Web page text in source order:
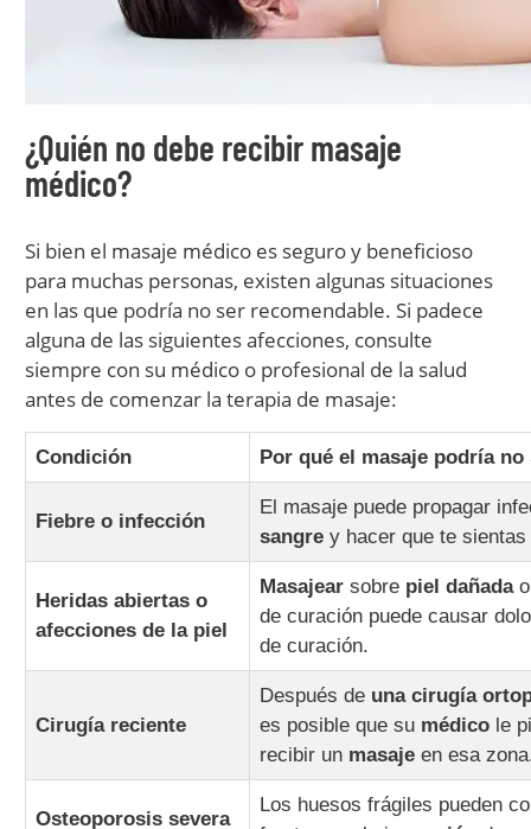
¿Quién no debe recibir masaje
médico?
Si bien el masaje médico es seguro y beneficioso
para muchas personas, existen algunas situaciones
en las que podría no ser recomendable. Si padece
alguna de las siguientes afecciones, consulte
siempre con su médico o profesional de la salud
antes de comenzar la terapia de masaje:
Condición Por qué el masaje podría no
Fiebre o infección
El masaje puede propagar
sangre y hacer que te sientas
Heridas abiertas o
afecciones de la piel
Masajear sobre piel dañada
de curación puede causar
de curación.
Cirugía reciente
Después de una cirugía
es posible que su médico le
recibir un masaje en esa
Osteoporosis severa
Los huesos frágiles pueden